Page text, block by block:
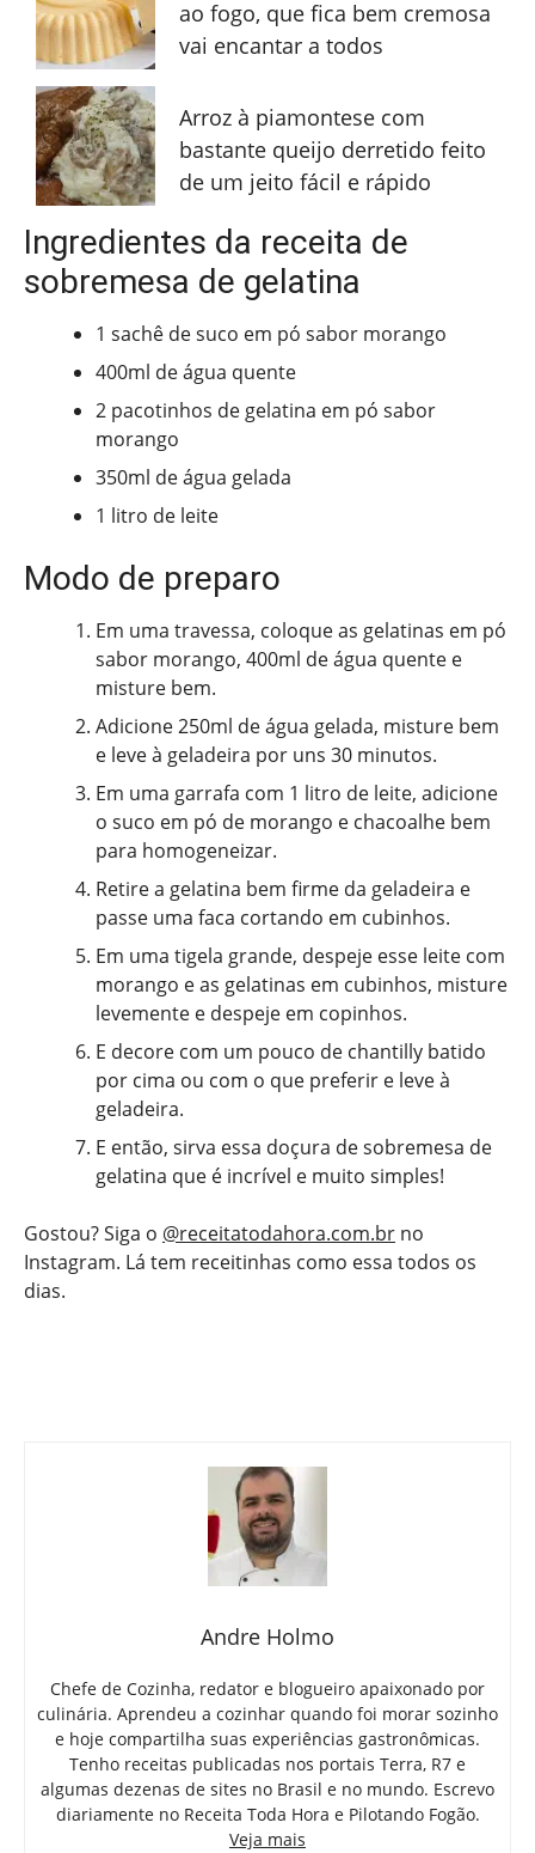
ao fogo, que fica bem cremosa
vai encantar a todos
Arroz à piamontese com
bastante queijo derretido feito
de um jeito fácil e rápido
Ingredientes da receita de
sobremesa de gelatina
1 sachê de suco em pó sabor morango
400ml de água quente
2 pacotinhos de gelatina em pó sabor
morango
350ml de água gelada
1 litro de leite
Modo de preparo
Em uma travessa, coloque as gelatinas em pó
sabor morango, 400ml de água quente e
misture bem.
Adicione 250ml de água gelada, misture bem
e leve à geladeira por uns 30 minutos.
Em uma garrafa com 1 litro de leite, adicione
o suco em pó de morango e chacoalhe bem
para homogeneizar.
Retire a gelatina bem firme da geladeira e
passe uma faca cortando em cubinhos.
Em uma tigela grande, despeje esse leite com
morango e as gelatinas em cubinhos, misture
levemente e despeje em copinhos.
E decore com um pouco de chantilly batido
por cima ou com o que preferir e leve à
geladeira.
E então, sirva essa doçura de sobremesa de
gelatina que é incrível e muito simples!
Gostou? Siga o @receitatodahora.com.br no
Instagram. Lá tem receitinhas como essa todos os
dias.
Andre Holmo
Chefe de Cozinha, redator e blogueiro apaixonado por
culinária. Aprendeu a cozinhar quando foi morar sozinho
e hoje compartilha suas experiências gastronômicas.
Tenho receitas publicadas nos portais Terra, R7 e
algumas dezenas de sites no Brasil e no mundo. Escrevo
diariamente no Receita Toda Hora e Pilotando Fogão.
Veja mais